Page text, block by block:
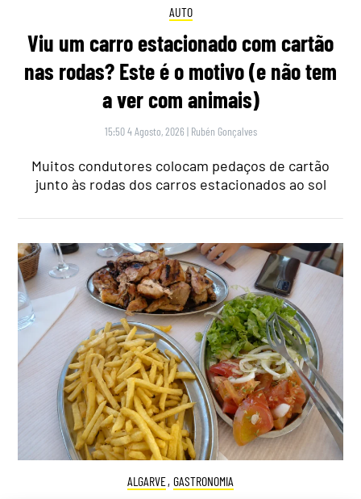
AUTO
Viu um carro estacionado com cartão
nas rodas? Este é o motivo (e não tem
a ver com animais)
15:50 4 Agosto, 2026 | Rubén Gonçalves
Muitos condutores colocam pedaços de cartão
junto às rodas dos carros estacionados ao sol
ALGARVE, GASTRONOMIA